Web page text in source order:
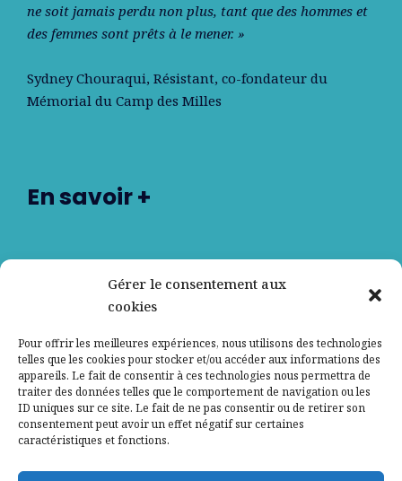
Gérer le consentement aux
cookies
Pour offrir les meilleures expériences, nous utilisons des technologies
telles que les cookies pour stocker et/ou accéder aux informations des
appareils. Le fait de consentir à ces technologies nous permettra de
traiter des données telles que le comportement de navigation ou les
ID uniques sur ce site. Le fait de ne pas consentir ou de retirer son
consentement peut avoir un effet négatif sur certaines
caractéristiques et fonctions.
ne soit jamais perdu non plus, tant que des hommes et
des femmes sont prêts à le mener. »
Sydney Chouraqui, Résistant, co-fondateur du
Mémorial du Camp des Milles
En savoir +
Contactez-nous
Mentions légales